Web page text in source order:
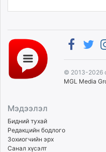
shuum.mn
mass.mn
unegui.mn
assa.mn
paparazzi.mn
unread.today
© 2013-2026
MGL Media
Мэдээлэл
Бидний тухай
Редакцийн бодлого
Зохиогчийн эрх
Санал хүсэлт